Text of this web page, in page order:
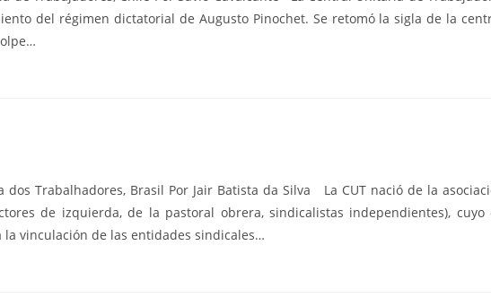
del régimen dictatorial de Augusto Pinochet. Se retomó la sigla de la
dos Trabalhadores, Brasil Por Jair Batista da Silva La CUT nació de la
de izquierda, de la pastoral obrera, sindicalistas independientes),
la vinculación de las entidades sindicales…